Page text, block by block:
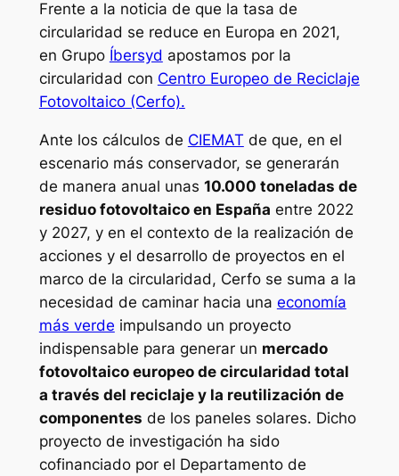
Frente a la noticia de que la tasa de
circularidad se reduce en Europa en 2021,
en Grupo Íbersyd apostamos por la
circularidad con Centro Europeo de Reciclaje
Fotovoltaico (Cerfo).
Ante los cálculos de CIEMAT de que, en el
escenario más conservador, se generarán
de manera anual unas 10.000 toneladas de
residuo fotovoltaico en España entre 2022
y 2027, y en el contexto de la realización de
acciones y el desarrollo de proyectos en el
marco de la circularidad, Cerfo se suma a la
necesidad de caminar hacia una economía
más verde impulsando un proyecto
indispensable para generar un mercado
fotovoltaico europeo de circularidad total
a través del reciclaje y la reutilización de
componentes de los paneles solares. Dicho
proyecto de investigación ha sido
cofinanciado por el De­partamento de